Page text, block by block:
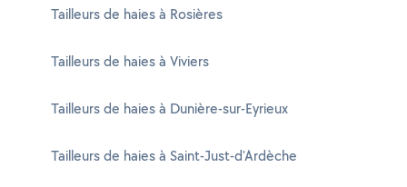
Tailleurs de haies à Rosières
Tailleurs de haies à Viviers
Tailleurs de haies à Dunière-sur-Eyrieux
Tailleurs de haies à Saint-Just-d'Ardèche